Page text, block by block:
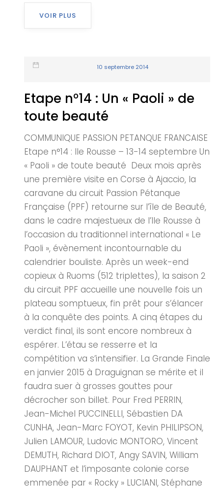
VOIR PLUS
10 septembre 2014
Etape n°14 : Un « Paoli » de
toute beauté
COMMUNIQUE PASSION PETANQUE FRANCAISE
Etape n°14 : Ile Rousse – 13-14 septembre Un
« Paoli » de toute beauté Deux mois après
une première visite en Corse à Ajaccio, la
caravane du circuit Passion Pétanque
Française (PPF) retourne sur l’île de Beauté,
dans le cadre majestueux de l’Ile Rousse à
l’occasion du traditionnel international « Le
Paoli », évènement incontournable du
calendrier bouliste. Après un week-end
copieux à Ruoms (512 triplettes), la saison 2
du circuit PPF accueille une nouvelle fois un
plateau somptueux, fin prêt pour s’élancer
à la conquête des points. A cinq étapes du
verdict final, ils sont encore nombreux à
espérer. L’étau se resserre et la
compétition va s’intensifier. La Grande Finale
en janvier 2015 à Draguignan se mérite et il
faudra suer à grosses gouttes pour
décrocher son billet. Pour Fred PERRIN,
Jean-Michel PUCCINELLI, Sébastien DA
CUNHA, Jean-Marc FOYOT, Kevin PHILIPSON,
Julien LAMOUR, Ludovic MONTORO, Vincent
DEMUTH, Richard DIOT, Angy SAVIN, William
DAUPHANT et l’imposante colonie corse
emmenée par « Rocky » LUCIANI, Stéphane